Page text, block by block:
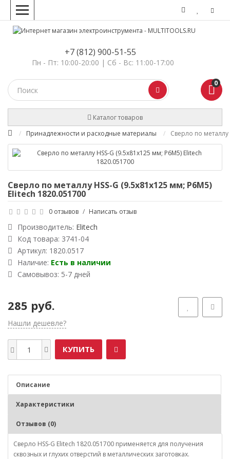
+7 (812) 900-51-55
Пн - Пт: 10:00-20:00 | Сб - Вс: 11:00-17:00
0
Каталог товаров
Принадлежности и расходные материалы
Сверло по металлу
Сверло по металлу HSS-G (9.5х81х125 мм; Р6М5)
Elitech 1820.051700
0 отзывов / Написать отзыв
Производитель: Elitech
Код товара: 3741-04
Артикул: 1820.0517
Наличие: Есть в наличии
Самовывоз: 5-7 дней
285 руб.
Нашли дешевле?
КУПИТЬ
Описание
Характеристики
Отзывов (0)
Сверло HSS-G Elitech 1820.051700 применяется для получения
сквозных и глухих отверстий в металлических заготовках.